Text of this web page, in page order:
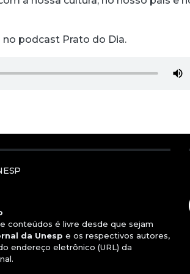
podcast Prato do Dia.
conteúdos é livre desde que sejam
da Unesp e os respectivos autores,
endereço eletrônico (URL) da